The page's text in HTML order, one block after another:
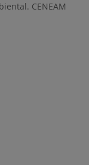
CENEAM